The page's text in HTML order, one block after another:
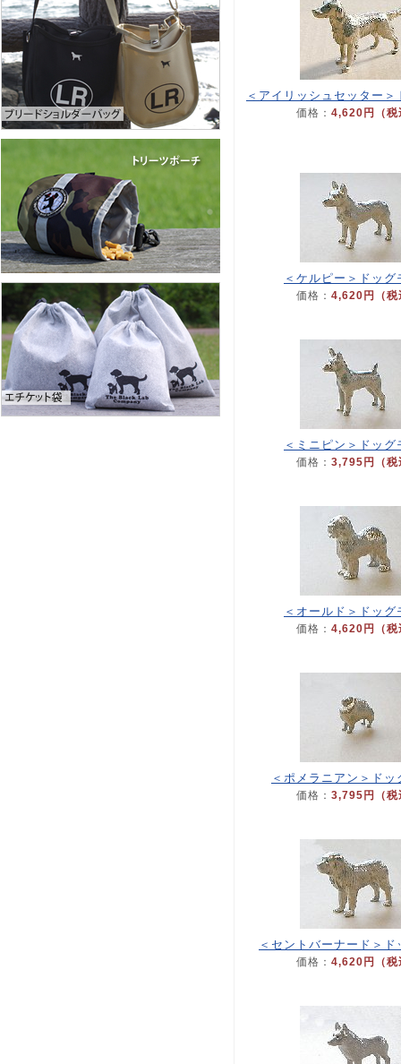
＜アイリッシュセッター
価格： 4,620円（税
＜ケルピー＞ドッグ
価格： 4,620円（税
＜ミニピン＞ドッグ
価格： 3,795円（税
＜オールド＞ドッグ
価格： 4,620円（税
＜ポメラニアン＞ドッ
価格： 3,795円（税
＜セントバーナード＞ド
価格： 4,620円（税